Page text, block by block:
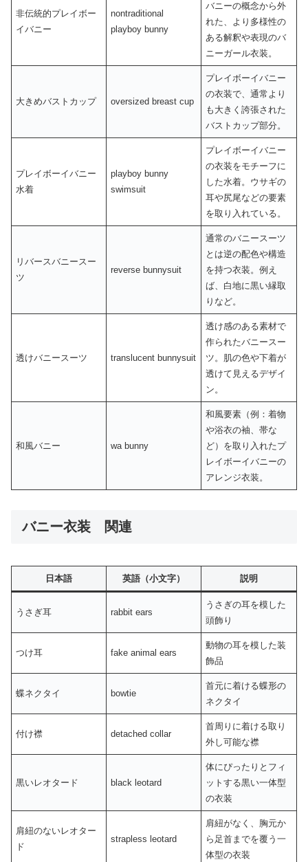
非伝統的プレイボー
イバニー
nontraditional
playboy bunny
バニーの概念から外
れた、より多様性の
ある解釈や表現のバ
ニーガール衣装。
大きめバストカップ oversized breast cup
プレイボーイバニー
の衣装で、通常より
も大きく誇張された
バストカップ部分。
プレイボーイバニー
水着
playboy bunny
swimsuit
プレイボーイバニー
の衣装をモチーフに
した水着。ウサギの
耳や尻尾などの要素
を取り入れている。
リバースバニースー
ツ
reverse bunnysuit
通常のバニースーツ
とは逆の配色や構造
を持つ衣装。例え
ば、白地に黒い縁取
りなど。
透けバニースーツ translucent bunnysuit
透け感のある素材で
作られたバニースー
ツ。肌の色や下着が
透けて見えるデザイ
ン。
和風バニー wa bunny
和風要素（例：着物
や浴衣の袖、帯な
ど）を取り入れたプ
レイボーイバニーの
アレンジ衣装。
バニー衣装 関連
日本語 英語（小文字） 説明
うさぎ耳 rabbit ears
うさぎの耳を模した
頭飾り
つけ耳 fake animal ears
動物の耳を模した装
飾品
蝶ネクタイ bowtie
首元に着ける蝶形の
ネクタイ
付け襟 detached collar
首周りに着ける取り
外し可能な襟
黒いレオタード black leotard
体にぴったりとフィ
ットする黒い一体型
の衣装
肩紐のないレオター
ド
strapless leotard
肩紐がなく、胸元か
ら足首までを覆う一
体型の衣装